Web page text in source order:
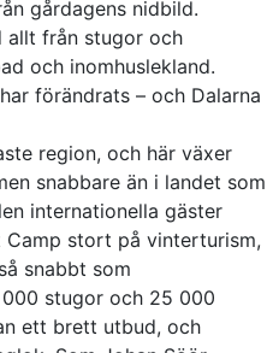
gårdagens nidbild.
allt från stugor och
och inomhuslekland.
förändrats – och Dalarna
region, och här växer
snabbare än i landet som
internationella gäster
stort på vinterturism,
snabbt som
stugor och 25 000
ett brett utbud, och